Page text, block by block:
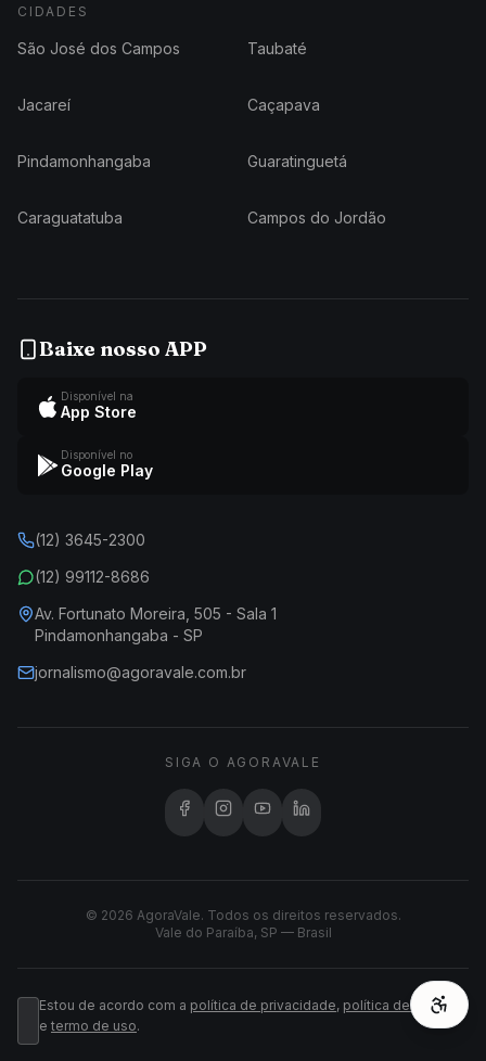
CIDADES
São José dos Campos Taubaté
Jacareí Caçapava
Pindamonhangaba Guaratinguetá
Caraguatatuba Campos do Jordão
Baixe nosso APP
Disponível na
App Store
Disponível no
Google Play
(12) 3645-2300
(12) 99112-8686
Av. Fortunato Moreira, 505 - Sala 1
Pindamonhangaba - SP
jornalismo@agoravale.com.br
SIGA O AGORAVALE
© 2026 AgoraVale. Todos os direitos reservados.
Vale do Paraíba, SP — Brasil
Estou de acordo com a política de privacidade, política de cookies
e termo de uso.